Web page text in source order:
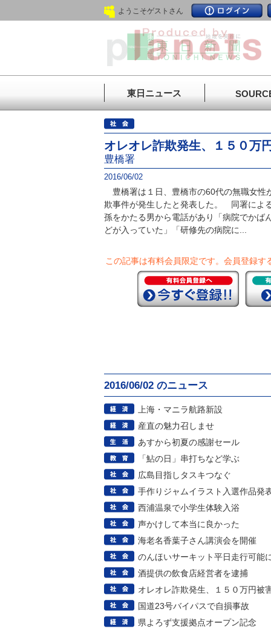
ようこそゲストさん
東日ニュース
オレオレ詐欺発生、１５０万
豊橋署
2016/06/02
豊橋署は１日、豊橋市の60代の無職女性
欺事件が発生したと発表した。 同署によ
孫をかたる男から電話があり「病院でかば
どが入っていた」「研修先の病院に...
この記事は有料会員限定です。 会員登録す
2016/06/02 のニュース
上海・マニラ航路新設
産直の魅力召しませ
あすから初夏の感謝セール
「鮎の日」串打ちなど学ぶ
広島目指しタスキつなぐ
手作りジャムイラスト入選作品発
西浦温泉で小学生体験入浴
声かけして本当に良かった
海老名香葉子さん講演会を開催
のんほいサーキット平日走行可能
酒提供の飲食店経営者を逮捕
オレオレ詐欺発生、１５０万円被
国道23号バイパスで自損事故
県よろず支援拠点オープン記念